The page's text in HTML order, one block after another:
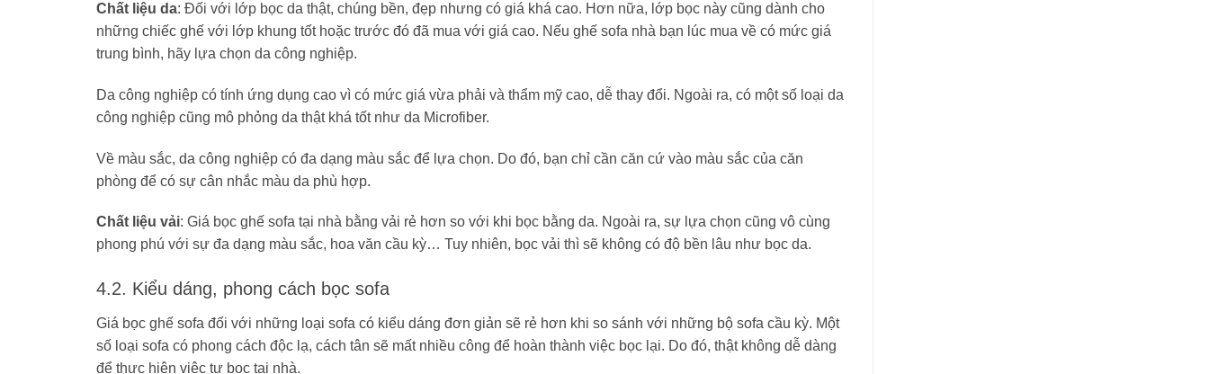
Chất liệu da: Đối với lớp bọc da thật, chúng bền, đẹp nhưng có giá khá cao. Hơn nữa, lớp bọc này cũng dành cho
những chiếc ghế với lớp khung tốt hoặc trước đó đã mua với giá cao. Nếu ghế sofa nhà bạn lúc mua về có mức giá
trung bình, hãy lựa chọn da công nghiệp.
Da công nghiệp có tính ứng dụng cao vì có mức giá vừa phải và thẩm mỹ cao, dễ thay đổi. Ngoài ra, có một số loại da
công nghiệp cũng mô phỏng da thật khá tốt như da Microfiber.
Về màu sắc, da công nghiệp có đa dạng màu sắc để lựa chọn. Do đó, bạn chỉ cần căn cứ vào màu sắc của căn
phòng để có sự cân nhắc màu da phù hợp.
Chất liệu vải: Giá bọc ghế sofa tại nhà bằng vải rẻ hơn so với khi bọc bằng da. Ngoài ra, sự lựa chọn cũng vô cùng
phong phú với sự đa dạng màu sắc, hoa văn cầu kỳ… Tuy nhiên, bọc vải thì sẽ không có độ bền lâu như bọc da.
4.2. Kiểu dáng, phong cách bọc sofa
Giá bọc ghế sofa đối với những loại sofa có kiểu dáng đơn giản sẽ rẻ hơn khi so sánh với những bộ sofa cầu kỳ. Một
số loại sofa có phong cách độc lạ, cách tân sẽ mất nhiều công để hoàn thành việc bọc lại. Do đó, thật không dễ dàng
để thực hiện việc tự bọc tại nhà.